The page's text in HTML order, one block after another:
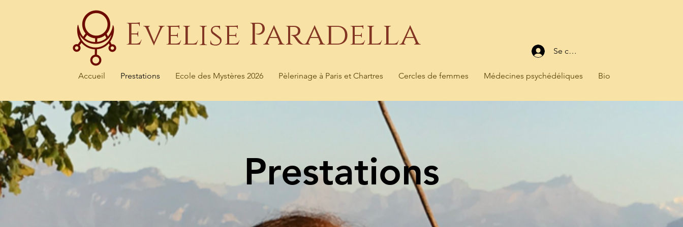
Evelise Paradella Se connecter
Accueil Prestations Ecole des Mystères 2026 Pèlerinage à Paris et Chartres Cercles de femmes Médecines psychédéliques Bio
Prestations